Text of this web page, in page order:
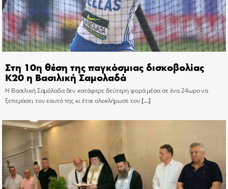
Στη 10η θέση της παγκόσμιας δισκοβολίας
Κ20 η Βασιλική Σαμολαδά
Η Βασιλική Σαμόλαδα δεν κατάφερε δεύτερη φορά μέσα σε ένα 24ωρο να
ξεπεράσει τον εαυτό της κι έτσι ολοκλήρωσε τον[…]